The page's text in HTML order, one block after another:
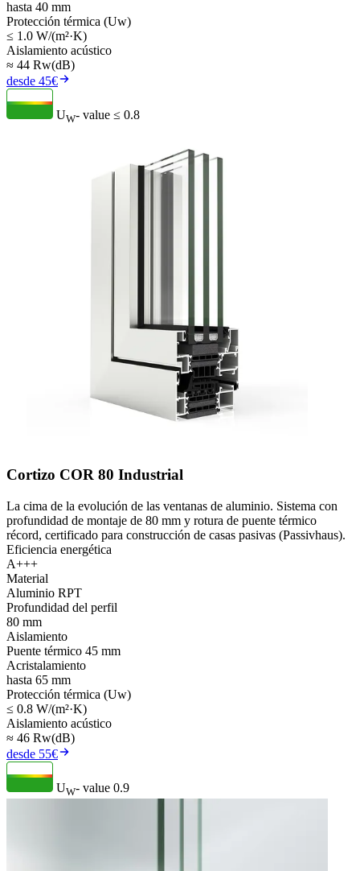
hasta 40 mm
Protección térmica (Uw)
≤ 1.0 W/(m²·K)
Aislamiento acústico
≈ 44 Rw(dB)
desde 45€
UW- value ≤ 0.8
Cortizo COR 80 Industrial
La cima de la evolución de las ventanas de aluminio. Sistema con
profundidad de montaje de 80 mm y rotura de puente térmico
récord, certificado para construcción de casas pasivas (Passivhaus).
Eficiencia energética
A+++
Material
Aluminio RPT
Profundidad del perfil
80 mm
Aislamiento
Puente térmico 45 mm
Acristalamiento
hasta 65 mm
Protección térmica (Uw)
≤ 0.8 W/(m²·K)
Aislamiento acústico
≈ 46 Rw(dB)
desde 55€
UW- value 0.9